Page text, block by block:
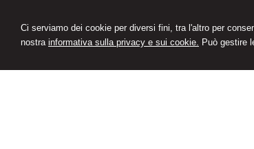
Ci serviamo dei cookie per diversi fini, tra l'altro per
nostra informativa sulla privacy e sui cookie. Può gestire